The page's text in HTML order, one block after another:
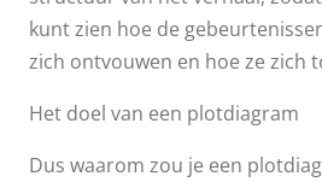
kunt zien hoe de
zich ontvouwen en hoe ze zich
Het doel van een plotdiagram
Dus waarom zou je een